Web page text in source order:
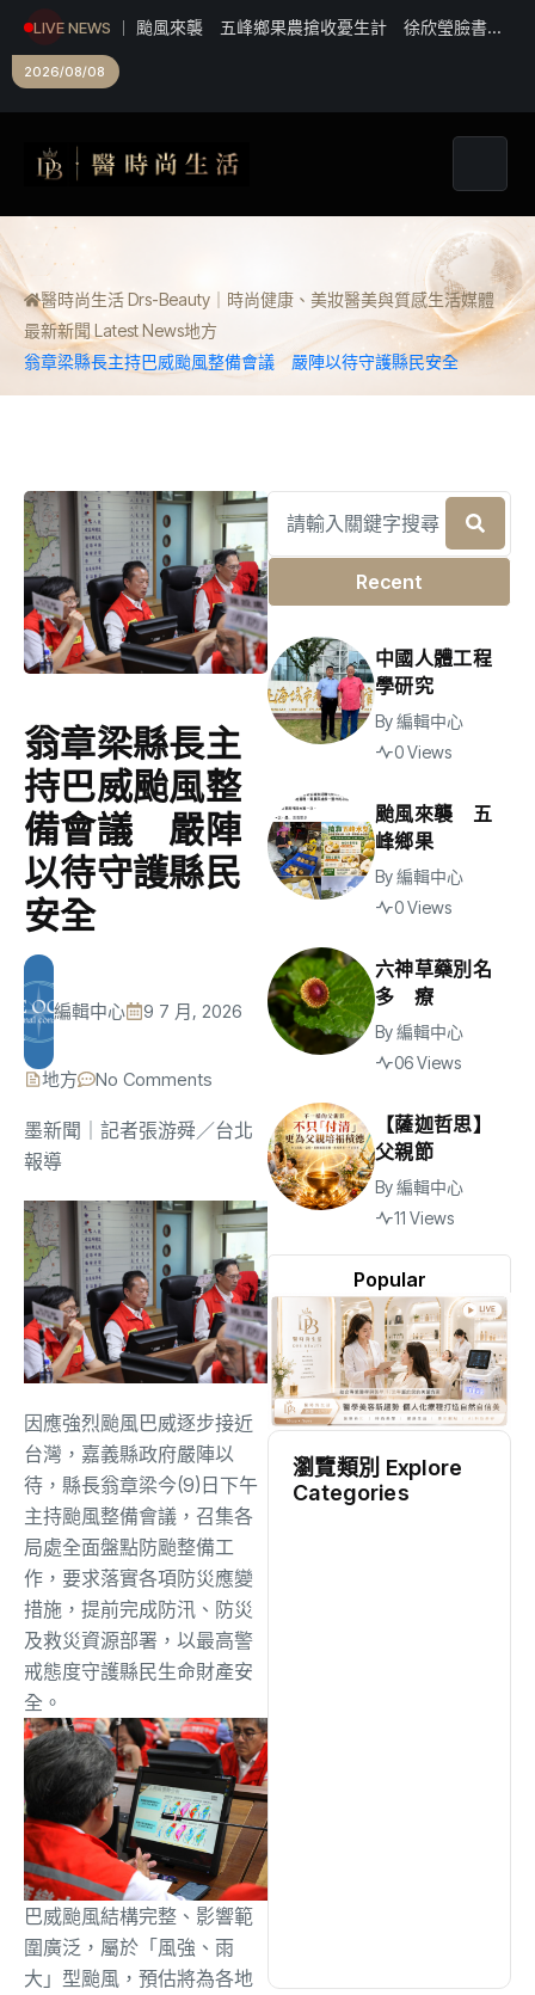
LIVE NEWS
颱風來襲 五峰鄉果農搶收憂生計 徐欣瑩臉書發
2026/08/08
醫時尚生活 Drs-Beauty｜時尚健康、美妝醫美與質感生活媒體
最新新聞 Latest News地方
翁章梁縣長主持巴威颱風整備會議 嚴陣以待守護縣民安全
翁章梁縣長主
持巴威颱風整
備會議 嚴陣
以待守護縣民
安全
編輯中心 9 7 月, 2026
地方 No Comments
墨新聞 ｜記者張游舜／台北
報導
因應強烈颱風巴威逐步接近
台灣，嘉義縣政府嚴陣以
待，縣長翁章梁今(9)日下午
主持颱風整備會議，召集各
局處全面盤點防颱整備工
作，要求落實各項防災應變
措施，提前完成防汛、防災
及救災資源部署，以最高警
戒態度守護縣民生命財產安
全。
巴威颱風結構完整、影響範
圍廣泛，屬於「風強、雨
大」型颱風，預估將為各地
Recent
Popular
中國人體工程
學研究
By編輯中心
0 Views
颱風來襲 五
峰鄉果
By編輯中心
0 Views
六神草藥別名
多 療
By編輯中心
06 Views
【薩迦哲思】
父親節
By編輯中心
11 Views
瀏覽類別 Explore
Categories